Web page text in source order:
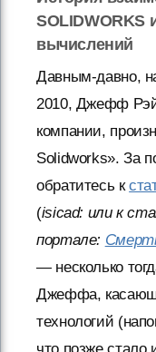
SOLIDWORKS
вычислений
Давным-давно,
2010, Джефф
компании,
Solidworks». За
обратитесь к
(isicad: или к
портале:
— несколько
Джеффа,
технологий